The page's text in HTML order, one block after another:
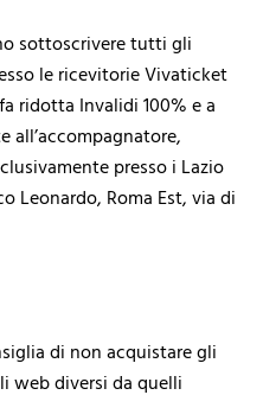
sottoscrivere tutti gli
le ricevitorie Vivaticket
ridotta Invalidi 100% e a
presso i Lazio
Leonardo, Roma Est, via di
di non acquistare gli
web diversi da quelli